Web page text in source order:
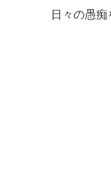
日々の愚痴